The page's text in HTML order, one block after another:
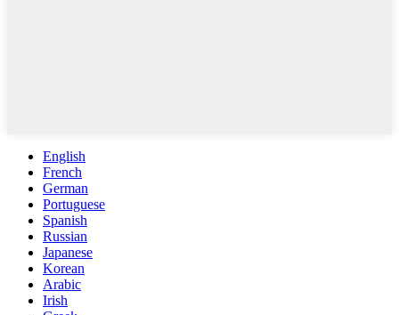
English
French
German
Portuguese
Spanish
Russian
Japanese
Korean
Arabic
Irish